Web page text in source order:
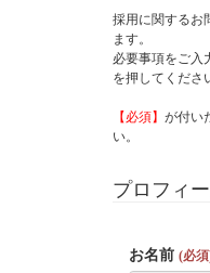
採用に関するお
ます。
必要事項をご入
を押してくださ
【必須】 が付い
い。
プロフィ
お名前 (必